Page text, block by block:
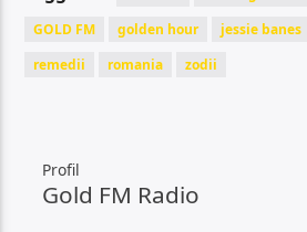
GOLD FM
golden hour jessie banes
remedii
romania zodii
Profil
Gold FM Radio